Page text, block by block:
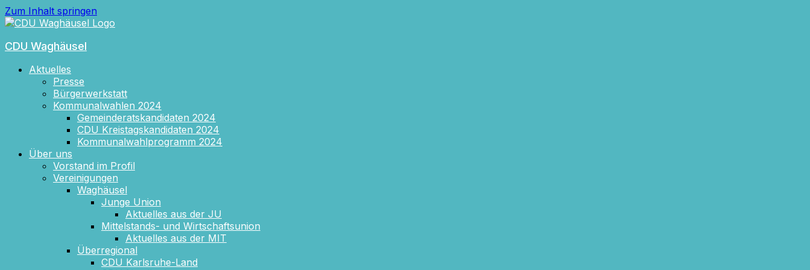
Zum Inhalt springen
CDU Waghäusel
Aktuelles
Presse
Bürgerwerkstatt
Kommunalwahlen 2024
Gemeinderatskandidaten 2024
CDU Kreistagskandidaten 2024
Kommunalwahlprogramm 2024
Über uns
Vorstand im Profil
Vereinigungen
Waghäusel
Junge Union
Aktuelles aus der JU
Mittelstands- und Wirtschaftsunion
Aktuelles aus der MIT
Überregional
CDU Karlsruhe-Land